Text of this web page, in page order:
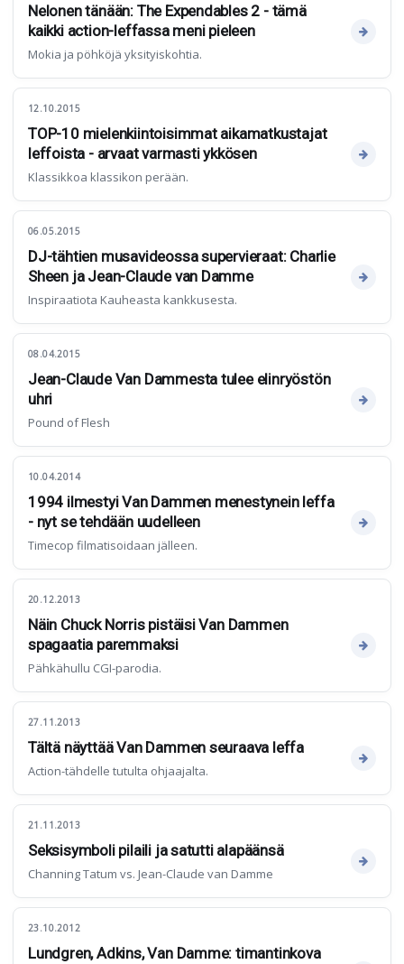
Nelonen tänään: The Expendables 2 - tämä
kaikki action-leffassa meni pieleen
Mokia ja pöhköjä yksityiskohtia.
12.10.2015
TOP-10 mielenkiintoisimmat aikamatkustajat
leffoista - arvaat varmasti ykkösen
Klassikkoa klassikon perään.
06.05.2015
DJ-tähtien musavideossa supervieraat: Charlie
Sheen ja Jean-Claude van Damme
Inspiraatiota Kauheasta kankkusesta.
08.04.2015
Jean-Claude Van Dammesta tulee elinryöstön
uhri
Pound of Flesh
10.04.2014
1994 ilmestyi Van Dammen menestynein leffa
- nyt se tehdään uudelleen
Timecop filmatisoidaan jälleen.
20.12.2013
Näin Chuck Norris pistäisi Van Dammen
spagaatia paremmaksi
Pähkähullu CGI-parodia.
27.11.2013
Tältä näyttää Van Dammen seuraava leffa
Action-tähdelle tutulta ohjaajalta.
21.11.2013
Seksisymboli pilaili ja satutti alapäänsä
Channing Tatum vs. Jean-Claude van Damme
23.10.2012
Lundgren, Adkins, Van Damme: timantinkova